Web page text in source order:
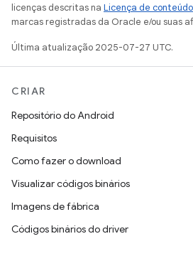
licenças descritas na Licença de conteúdo
marcas registradas da Oracle e/ou suas
Última atualização 2025-07-27 UTC.
CRIAR
Repositório do Android
Requisitos
Como fazer o download
Visualizar códigos binários
Imagens de fábrica
Códigos binários do driver